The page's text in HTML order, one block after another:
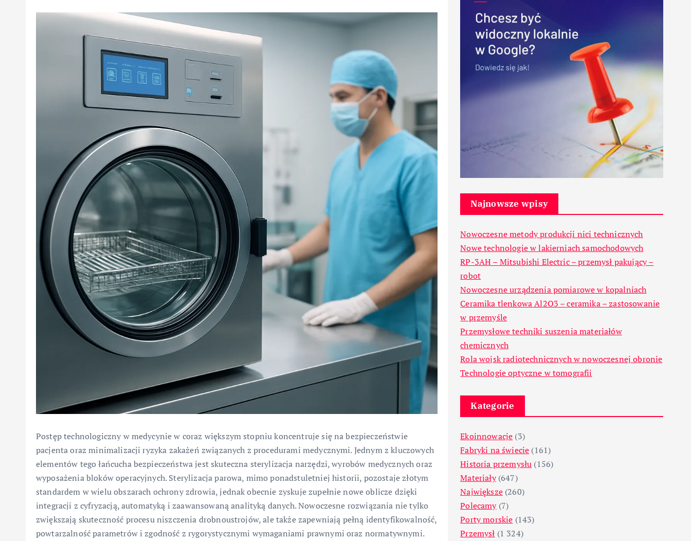
Postęp technologiczny w medycynie w coraz większym stopniu koncentruje się na bezpieczeństwie
pacjenta oraz minimalizacji ryzyka zakażeń związanych z procedurami medycznymi. Jednym z kluczowych
elementów tego łańcucha bezpieczeństwa jest skuteczna sterylizacja narzędzi, wyrobów medycznych oraz
wyposażenia bloków operacyjnych. Sterylizacja parowa, mimo ponadstuletniej historii, pozostaje złotym
standardem w wielu obszarach ochrony zdrowia, jednak obecnie zyskuje zupełnie nowe oblicze dzięki
integracji z cyfryzacją, automatyką i zaawansowaną analityką danych. Nowoczesne rozwiązania nie tylko
zwiększają skuteczność procesu niszczenia drobnoustrojów, ale także zapewniają pełną identyfikowalność,
powtarzalność parametrów i zgodność z rygorystycznymi wymaganiami prawnymi oraz normatywnymi.
Najnowsze wpisy
Nowoczesne metody produkcji nici technicznych
Nowe technologie w lakierniach samochodowych
RP-3AH – Mitsubishi Electric – przemysł pakujący –
robot
Nowoczesne urządzenia pomiarowe w kopalniach
Ceramika tlenkowa Al2O3 – ceramika – zastosowanie
w przemyśle
Przemysłowe techniki suszenia materiałów
chemicznych
Rola wojsk radiotechnicznych w nowoczesnej obronie
Technologie optyczne w tomografii
Kategorie
Ekoinnowacje (3)
Fabryki na świecie (161)
Historia przemysłu (156)
Materiały(647)
Największe(260)
Polecamy(7)
Porty morskie (143)
Przemysł (1 324)